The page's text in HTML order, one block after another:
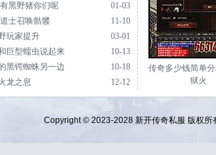
01-03
黑野猪你们呢
11-10
士召唤骷髅
03-01
玩家提升
10-13
巨型蠕虫说起来
10-18
黑锷蜘蛛另一边
12-12
龙之息
传奇多少钱简单
狱火
Copyright © 2023-2028 新开传奇私服 版权所